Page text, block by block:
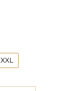
XXL